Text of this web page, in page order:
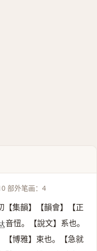
部外笔画：4
【集韻】【韻會】【正
音忸。【說文】系也。
【博雅】束也。【急就